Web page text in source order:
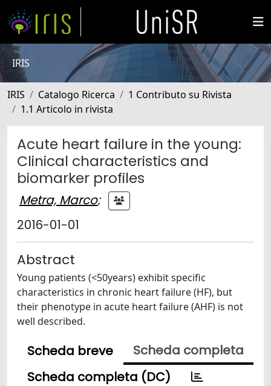
IRIS
IRIS Catalogo Ricerca
1 Contributo su Rivista
1.1 Articolo in rivista
Acute heart failure in the young:
Clinical characteristics and
biomarker profiles
Metra, Marco;
2016-01-01
Abstract
Young patients (<50years) exhibit specific
characteristics in chronic heart failure (HF), but
their phenotype in acute heart failure (AHF) is not
well described.
Scheda breve
Scheda completa
Scheda completa (DC)